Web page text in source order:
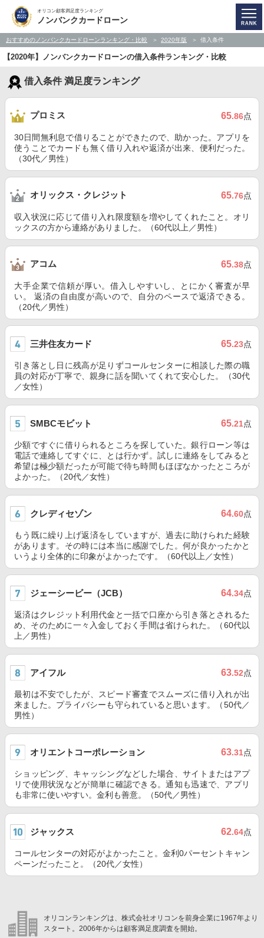
オリコン顧客満足度ランキング
ノンバンクカードローン
おすすめのノンバンクカードローンランキング・比較 2020年版 借入条件
【2020年】ノンバンクカードローンの借入条件ランキング・比較
借入条件 満足度ランキング
プロミス 65.86点
30日間無利息で借りることができたので、助かった。アプリを
使うことでカードも無く借り入れや返済が出来、便利だった。
（30代／男性）
オリックス・クレジット 65.76点
収入状況に応じて借り入れ限度額を増やしてくれたこと。オリ
ックスの方から連絡がありました。（60代以上／男性）
アコム 65.38点
大手企業で信頼が厚い。借入しやすいし、とにかく審査が早
い。 返済の自由度が高いので、自分のペースで返済できる。
（20代／男性）
三井住友カード 65.23点
引き落とし日に残高が足りずコールセンターに相談した際の職
員の対応が丁寧で、親身に話を聞いてくれて安心した。（30代
／女性）
SMBCモビット 65.21点
少額ですぐに借りられるところを探していた。銀行ローン等は
電話で連絡してすぐに、とは行かず。試しに連絡をしてみると
希望は極少額だったが可能で待ち時間もほぼなかったところが
よかった。（20代／女性）
クレディセゾン 64.60点
もう既に繰り上げ返済をしていますが、過去に助けられた経験
があります。その時には本当に感謝でした。何が良かったかと
いうより全体的に印象がよかったです。（60代以上／女性）
ジェーシービー（JCB） 64.34点
返済はクレジット利用代金と一括で口座から引き落とされるた
め、そのために一々入金しておく手間は省けられた。（60代以
上／男性）
アイフル 63.52点
最初は不安でしたが、スピード審査でスムーズに借り入れが出
来ました。プライバシーも守られていると思います。（50代／
男性）
オリエントコーポレーション 63.31点
ショッピング、キャッシングなどした場合、サイトまたはアプ
リで使用状況などが簡単に確認できる。通知も迅速で、アプリ
も非常に使いやすい。金利も善意。（50代／男性）
ジャックス 62.64点
コールセンターの対応がよかったこと。金利0パーセントキャン
ペーンだったこと。（20代／女性）
オリコンランキングは、株式会社オリコンを前身企業に1967年より
スタート。2006年からは顧客満足度調査を開始。